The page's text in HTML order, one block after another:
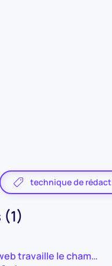
technique de
travaille le cham…